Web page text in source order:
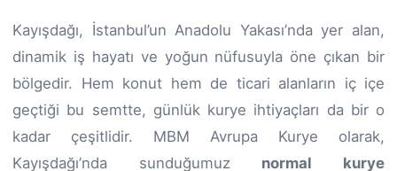
Kayışdağı, İstanbul’un Anadolu Yakası’nda yer alan,
dinamik iş hayatı ve yoğun nüfusuyla öne çıkan bir
bölgedir. Hem konut hem de ticari alanların iç içe
geçtiği bu semtte, günlük kurye ihtiyaçları da bir o
kadar çeşitlidir. MBM Avrupa Kurye olarak,
Kayışdağı’nda sunduğumuz normal kurye